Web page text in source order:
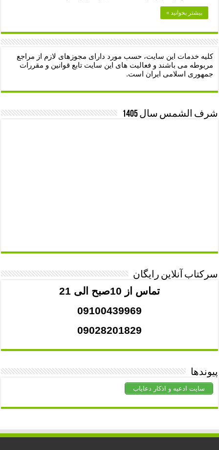
بیشتر بخوانید »
کلیه خدمات این سایت، حسب مورد دارای مجوزهای لازم از مراجع
مربوطه می باشند و فعالیت های این سایت تابع قوانین و مقررات
جمهوری اسلامی ایران است.
شرف الشمس سال 1405
سرکتاب آنلاین رایگان
تماس از 10صبح الی 21
09100439969
09028201829
پیوندها
سایت ادعیه و اذکار دعایاب